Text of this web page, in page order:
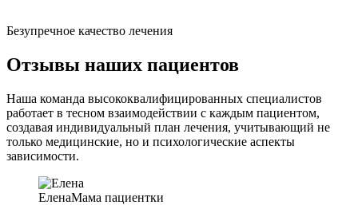
Безупречное качество лечения
Отзывы наших пациентов
Наша команда высококвалифицированных специалистов
работает в тесном взаимодействии с каждым пациентом,
создавая индивидуальный план лечения, учитывающий не
только медицинские, но и психологические аспекты
зависимости.
ЕленаМама пациентки